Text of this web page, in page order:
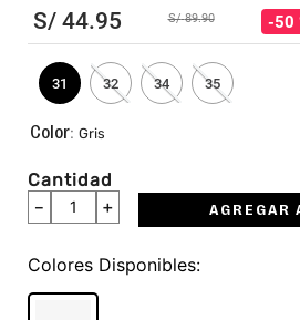
S/ 44.95 S/ 89.90 50
31 32 34 35
: Gris
Cantidad
＋
－ AGREGAR
Colores